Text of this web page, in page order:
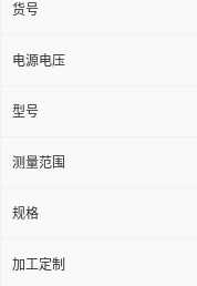
货号
电源电压
型号
测量范围
规格
加工定制